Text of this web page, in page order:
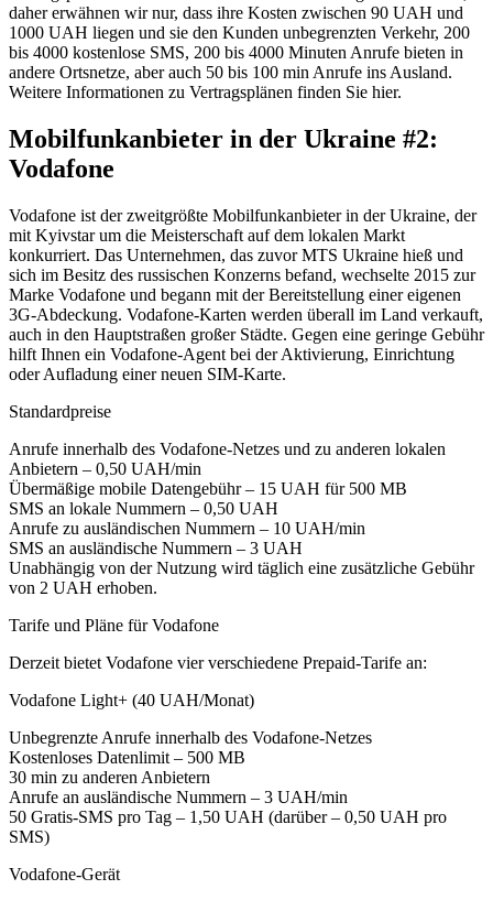
daher erwähnen wir nur, dass ihre Kosten zwischen 90 UAH und
1000 UAH liegen und sie den Kunden unbegrenzten Verkehr, 200
bis 4000 kostenlose SMS, 200 bis 4000 Minuten Anrufe bieten in
andere Ortsnetze, aber auch 50 bis 100 min Anrufe ins Ausland.
Weitere Informationen zu Vertragsplänen finden Sie hier.
Mobilfunkanbieter in der Ukraine #2:
Vodafone
Vodafone ist der zweitgrößte Mobilfunkanbieter in der Ukraine, der
mit Kyivstar um die Meisterschaft auf dem lokalen Markt
konkurriert. Das Unternehmen, das zuvor MTS Ukraine hieß und
sich im Besitz des russischen Konzerns befand, wechselte 2015 zur
Marke Vodafone und begann mit der Bereitstellung einer eigenen
3G-Abdeckung. Vodafone-Karten werden überall im Land verkauft,
auch in den Hauptstraßen großer Städte. Gegen eine geringe Gebühr
hilft Ihnen ein Vodafone-Agent bei der Aktivierung, Einrichtung
oder Aufladung einer neuen SIM-Karte.
Standardpreise
Anrufe innerhalb des Vodafone-Netzes und zu anderen lokalen
Anbietern – 0,50 UAH/min
Übermäßige mobile Datengebühr – 15 UAH für 500 MB
SMS an lokale Nummern – 0,50 UAH
Anrufe zu ausländischen Nummern – 10 UAH/min
SMS an ausländische Nummern – 3 UAH
Unabhängig von der Nutzung wird täglich eine zusätzliche Gebühr
von 2 UAH erhoben.
Tarife und Pläne für Vodafone
Derzeit bietet Vodafone vier verschiedene Prepaid-Tarife an:
Vodafone Light+ (40 UAH/Monat)
Unbegrenzte Anrufe innerhalb des Vodafone-Netzes
Kostenloses Datenlimit – 500 MB
30 min zu anderen Anbietern
Anrufe an ausländische Nummern – 3 UAH/min
50 Gratis-SMS pro Tag – 1,50 UAH (darüber – 0,50 UAH pro
SMS)
Vodafone-Gerät